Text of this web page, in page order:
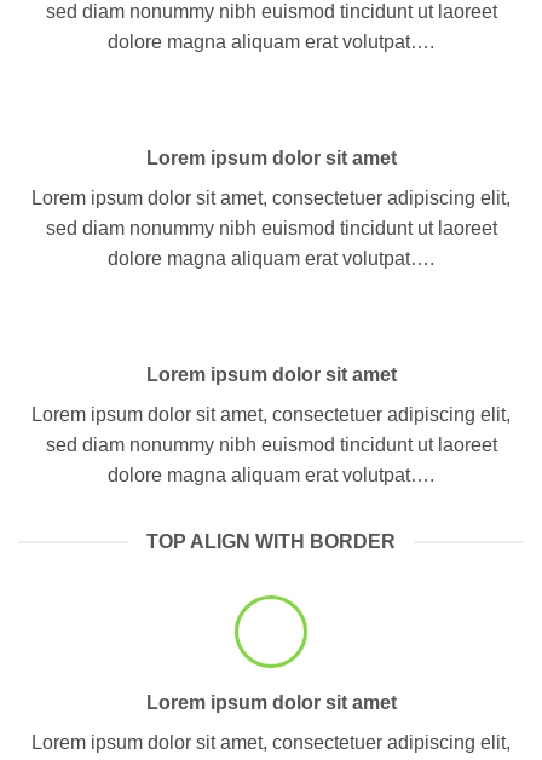
sed diam nonummy nibh euismod tincidunt ut laoreet
dolore magna aliquam erat volutpat….
Lorem ipsum dolor sit amet
Lorem ipsum dolor sit amet, consectetuer adipiscing elit,
sed diam nonummy nibh euismod tincidunt ut laoreet
dolore magna aliquam erat volutpat….
Lorem ipsum dolor sit amet
Lorem ipsum dolor sit amet, consectetuer adipiscing elit,
sed diam nonummy nibh euismod tincidunt ut laoreet
dolore magna aliquam erat volutpat….
TOP ALIGN WITH BORDER
Lorem ipsum dolor sit amet
Lorem ipsum dolor sit amet, consectetuer adipiscing elit,